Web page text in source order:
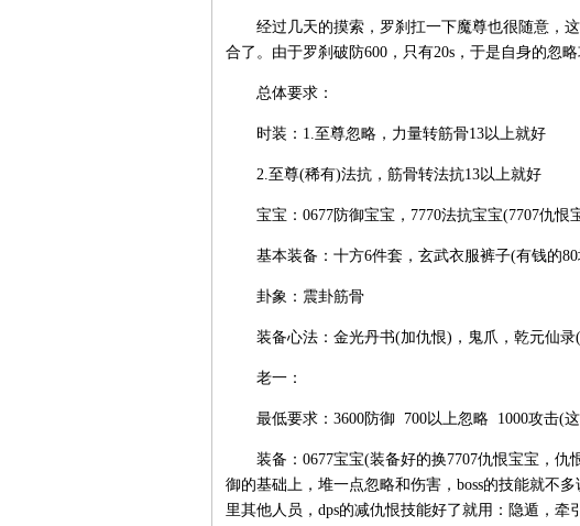
经过几天的摸索，罗刹扛一下魔尊也很随意，这
合了。由于罗刹破防600，只有20s，于是自身的忽
总体要求：
时装：1.至尊忽略，力量转筋骨13以上就好
2.至尊(稀有)法抗，筋骨转法抗13以上就好
宝宝：0677防御宝宝，7770法抗宝宝(7707仇恨
基本装备：十方6件套，玄武衣服裤子(有钱的80
卦象：震卦筋骨
装备心法：金光丹书(加仇恨)，鬼爪，乾元仙录(
老一：
最低要求：3600防御 700以上忽略 1000攻击(这
装备：0677宝宝(装备好的换7707仇恨宝宝，仇
御的基础上，堆一点忽略和伤害，boss的技能就不
里其他人员，dps的减仇恨技能好了就用：隐遁，